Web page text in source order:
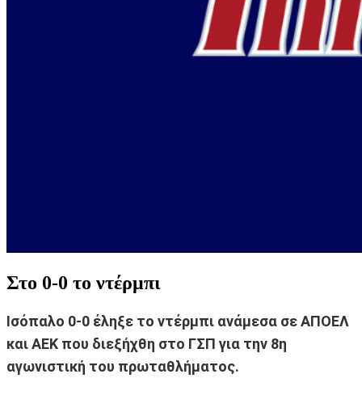
Στο 0-0 το ντέρμπι
Ισόπαλο 0-0 έληξε το ντέρμπι ανάμεσα σε ΑΠΟΕΛ
και ΑΕΚ που διεξήχθη στο ΓΣΠ για την 8η
αγωνιστική του πρωταθλήματος.